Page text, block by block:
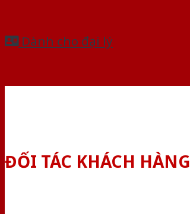
Dành cho đại lý
ĐỐI TÁC KHÁCH HÀNG